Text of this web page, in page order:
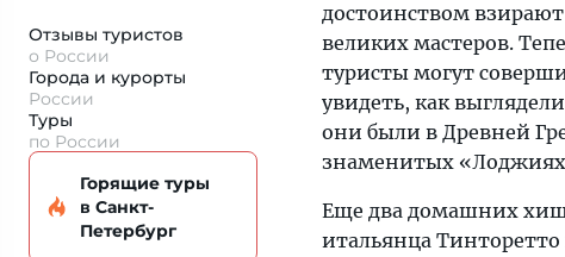
Отзывы туристов
о России
Города и курорты
России
Туры
по России
Горящие туры
в Санкт-
Петербург
достоинством
великих мастеров.
туристы могут
увидеть, как
они были в Древней
знаменитых
Еще два домашних
итальянца